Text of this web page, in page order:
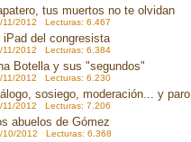
tus muertos no te olvidan
11/2012 Lecturas: 6.467
iPad del congresista
11/2012 Lecturas: 6.384
Botella y sus "segundos"
11/2012 Lecturas: 6.230
sosiego, moderación... y paro
11/2012 Lecturas: 7.206
abuelos de Gómez
10/2012 Lecturas: 6.368